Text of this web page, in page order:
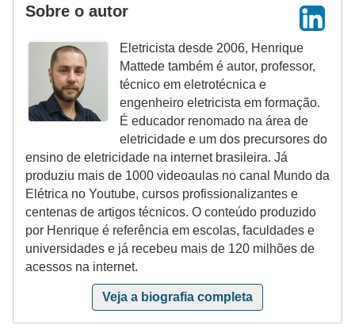
Sobre o autor
Eletricista desde 2006, Henrique
Mattede também é autor, professor,
técnico em eletrotécnica e
engenheiro eletricista em formação.
É educador renomado na área de
eletricidade e um dos precursores do
ensino de eletricidade na internet brasileira. Já
produziu mais de 1000 videoaulas no canal Mundo da
Elétrica no Youtube, cursos profissionalizantes e
centenas de artigos técnicos. O conteúdo produzido
por Henrique é referência em escolas, faculdades e
universidades e já recebeu mais de 120 milhões de
acessos na internet.
Veja a biografia completa
r
n
o
s
d
e
m
e
i